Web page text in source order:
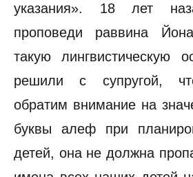
указания». 18 лет
проповеди раввина
такую лингвистическую
решили с супругой,
обратим внимание на
буквы алеф при
детей, она не должна